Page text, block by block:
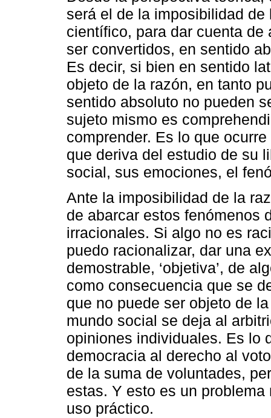
será el de la imposibilidad
científico, para dar cuenta
ser convertidos, en sentido
Es decir, si bien en sentido
objeto de la razón, en tanto
sentido absoluto no pueden
sujeto mismo es
comprender. Es lo que
que deriva del estudio de su
social, sus emociones, el
Ante la imposibilidad de la
de abarcar estos fenómenos
irracionales. Si algo no es
puedo racionalizar, dar una
demostrable, ‘objetiva’, de
como consecuencia que se
que no puede ser objeto de
mundo social se deja al
opiniones individuales. Es lo
democracia al derecho al
de la suma de voluntades,
estas. Y esto es un
uso práctico.